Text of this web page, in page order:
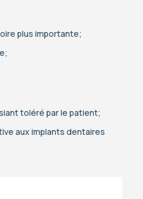
plus importante;
toléré par le patient;
aux implants dentaires